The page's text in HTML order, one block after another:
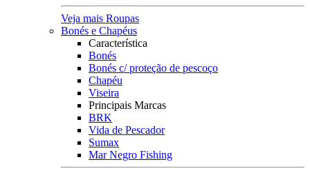
Veja mais Roupas
Bonés e Chapéus
Característica
Bonés
Bonés c/ proteção de pescoço
Chapéu
Viseira
Principais Marcas
BRK
Vida de Pescador
Sumax
Mar Negro Fishing